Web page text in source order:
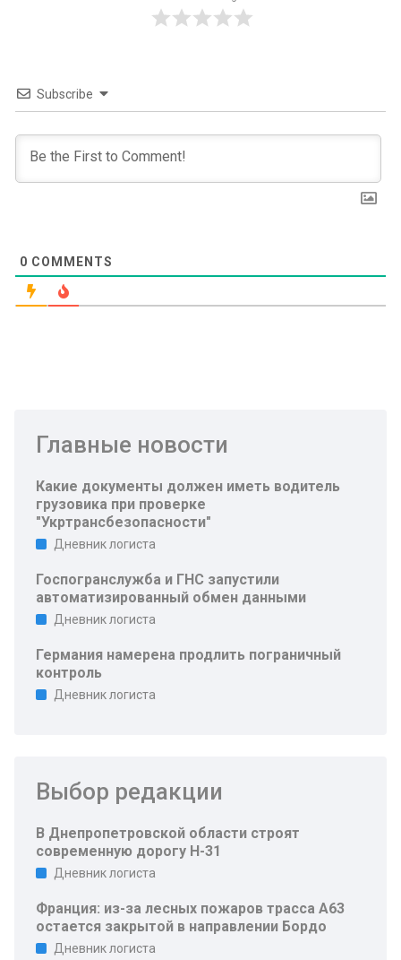
Subscribe
0 COMMENTS
Главные новости
Какие документы должен иметь водитель
грузовика при проверке
"Укртрансбезопасности"
Дневник логиста
Госпогранслужба и ГНС запустили
автоматизированный обмен данными
Дневник логиста
Германия намерена продлить пограничный
контроль
Дневник логиста
Выбор редакции
В Днепропетровской области строят
современную дорогу Н-31
Дневник логиста
Франция: из-за лесных пожаров трасса A63
остается закрытой в направлении Бордо
Дневник логиста